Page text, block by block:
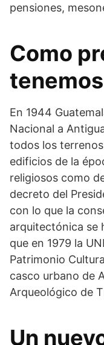
pensiones,
Como
tenemos
En 1944
Nacional a
todos los
edificios de la
religiosos como
decreto del
con lo que la
arquitectónica se
que en 1979 la
Patrimonio
casco urbano de
Arqueológico de
Un